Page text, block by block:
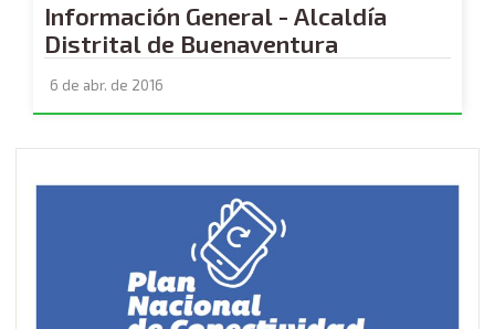
Información General - Alcaldía
Distrital de Buenaventura
6 de abr. de 2016